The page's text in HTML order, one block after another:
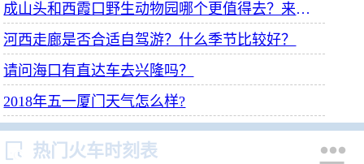
成山头和西霞口野生动物园哪个更值得去？来不及两个都去。谢谢
河西走廊是否合适自驾游？什么季节比较好？
请问海口有直达车去兴隆吗？
2018年五一厦门天气怎么样?
 热门火车时刻表 